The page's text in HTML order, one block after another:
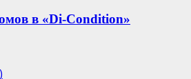
в «Di-Сondition»